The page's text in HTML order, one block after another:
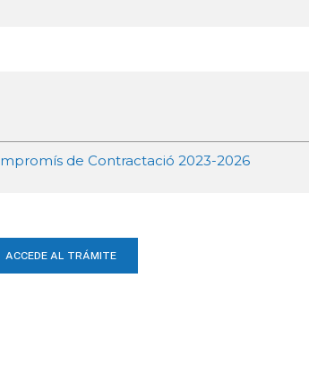
de Contractació 2023-2026
ACCEDE AL TRÁMITE